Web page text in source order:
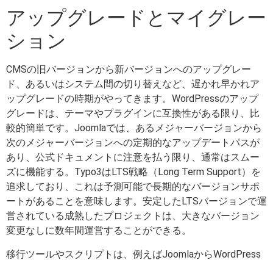
アップグレードとマイグレー
ション
CMSの旧バージョンから新バージョンへのアップグレー
ド、あるいはシステム間の切り替えなど、遅かれ早かれア
ップグレードの時期がやってきます。WordPressのアップ
グレードは、テーマやプラグインに互換性がある限り、比
較的簡単です。Joomlaでは、あるメジャーバージョンから
次のメジャーバージョンへの定期的なアップデートパスが
あり、公式ドキュメントに注意を払う限り、通常はスムー
ズに機能する。Typo3はLTS戦略（Long Term Support）を
追求しており、これは予測可能で長期的なバージョンサポ
ートがあることを意味します。安定したLTSバージョンで運
営されている成熟したプロジェクトは、大きなバージョン
変更なしに数年間運営することができる。
移行ツールやスクリプトは、例えばJoomlaからWordPress